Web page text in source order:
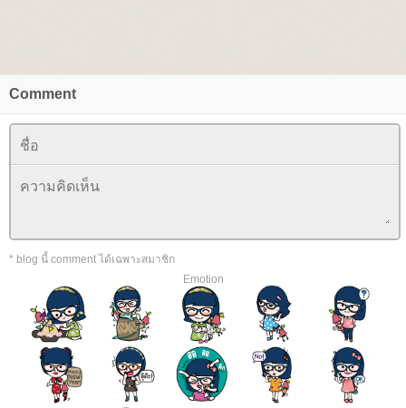
Comment
* blog นี้ comment ได้เฉพาะสมาชิก
Emotion